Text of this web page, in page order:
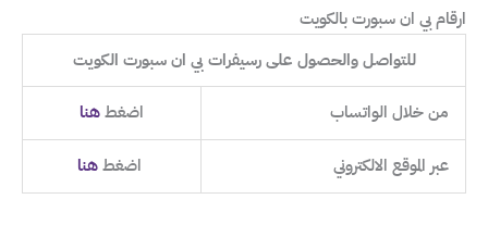
ارقام بي ان سبورت بالكويت
للتواصل والحصول على رسيفرات بي ان سبورت الكويت
من خلال الواتساب اضغطهنا
عبر الموقع الالكتروني اضغطهنا